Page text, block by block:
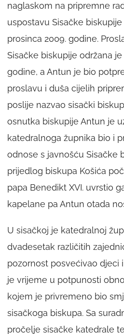
naglaskom na pripremne
uspostavu Sisačke
prosinca 2009. godine.
Sisačke biskupije održana je
godine, a Antun je bio
proslavu i duša cijelih
poslije nazvao sisački
osnutka biskupije Antun je
katedralnoga župnika bio i
odnose s javnošću Sisačke
prijedlog biskupa Košića
papa Benedikt XVI. uvrstio
kapelane pa Antun otada
U sisačkoj je katedralnoj
dvadesetak različitih
pozornost posvećivao djeci
je vrijeme u potpunosti
kojem je privremeno bio
sisačkoga biskupa. Sa
pročelje sisačke katedrale